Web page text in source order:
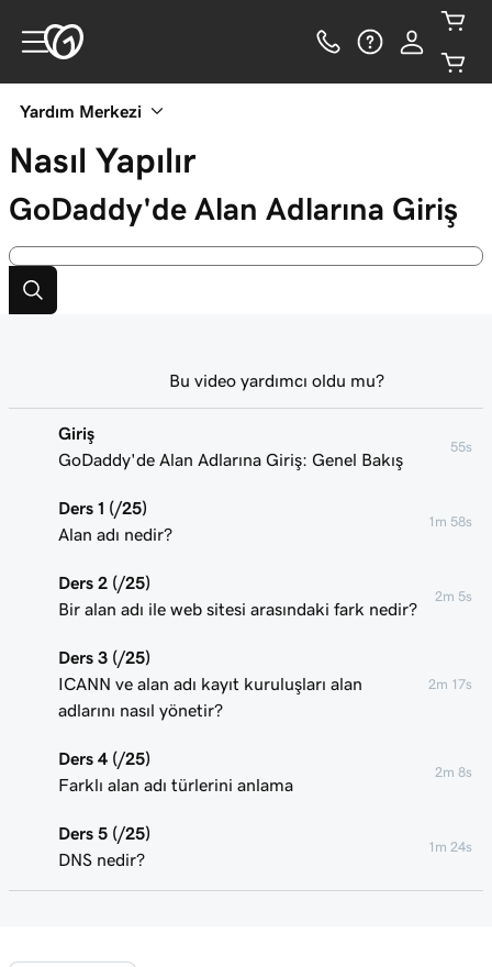
Yardım Merkezi
Nasıl Yapılır
GoDaddy'de Alan Adlarına Giriş
Giriş
GoDaddy'de Alan Adlarına Giriş: Genel Bakış
55s
Ders 1 (/25)
Alan adı nedir?
1m 58s
Ders 2 (/25)
Bir alan adı ile web sitesi arasındaki fark nedir?
2m 5s
Ders 3 (/25)
ICANN ve alan adı kayıt kuruluşları alan
adlarını nasıl yönetir?
2m 17s
Ders 4 (/25)
Farklı alan adı türlerini anlama
2m 8s
Ders 5 (/25)
DNS nedir?
1m 24s
Bu video yardımcı oldu mu?